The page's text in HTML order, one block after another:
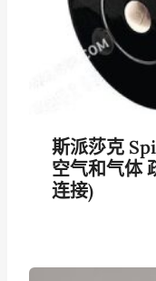
斯派莎克
空气和气体
连接)